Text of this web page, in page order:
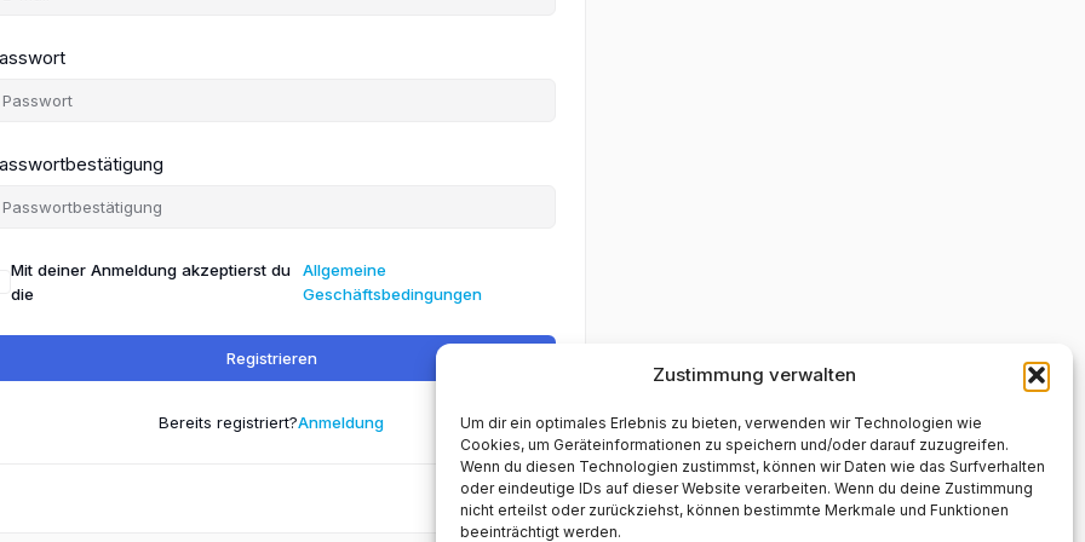
Zustimmung verwalten
Um dir ein optimales Erlebnis zu bieten, verwenden wir Technologien wie
Cookies, um Geräteinformationen zu speichern und/oder darauf zuzugreifen.
Wenn du diesen Technologien zustimmst, können wir Daten wie das Surfverhalten
oder eindeutige IDs auf dieser Website verarbeiten. Wenn du deine Zustimmung
nicht erteilst oder zurückziehst, können bestimmte Merkmale und Funktionen
beeinträchtigt werden.
Mit deiner Anmeldung akzeptierst du
die
Allgemeine
Geschäftsbedingungen
Registrieren
Bereits registriert?Anmeldung